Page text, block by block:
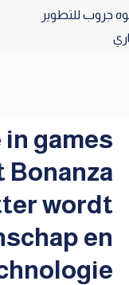
games
Bonanza
wordt
en